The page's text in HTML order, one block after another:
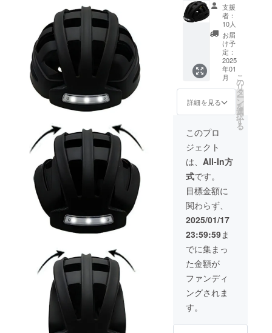
もご支
援ごと
にリ
ターン
を発送
させて
いただ
きま
す】
38%OF
F
FOLDM
ET
フォー
ルド
メッ
ト 1
セット
一般販
売価格
19,800
円
→12,27
6円
【プロ
ジェク
ト期間
中で
あって
もご支
援ごと
にリ
ターン
を発送
させて
いただ
きま
す】
支援
者：
10人
お届
け予
定：
2025
年01
月
詳細を見る
こ
の
リ
タ
ー
ン
を
選
択
す
る
このプロ
ジェクト
は、 All-In方
式です。
目標金額に
関わらず、
2025/01/17
23:59:59ま
でに集まっ
た金額が
ファンディ
ングされま
す。